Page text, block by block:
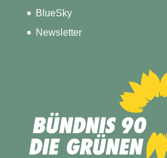
BlueSky
Newsletter